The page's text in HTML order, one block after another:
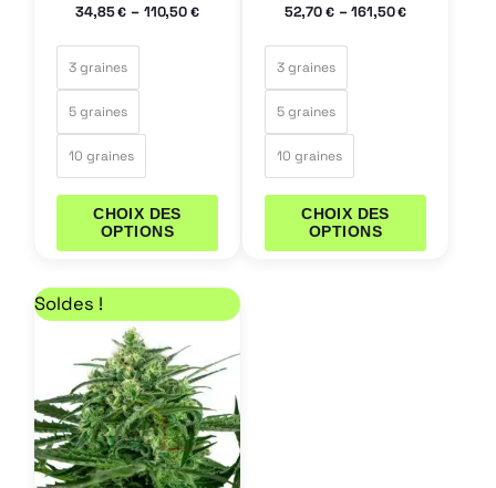
34,85€ – 110,50 €
3 graines
5 graines
10 graines
CHOIX DES
OPTIONS
du
52,70 €–161,50€
3 graines
5 graines
10 graines
CHOIX DES
OPTIONS
du
Soldes ! Plage de prix : 21,25 € à 64,60 €
Ce
produit
plusieurs
variations.
Les